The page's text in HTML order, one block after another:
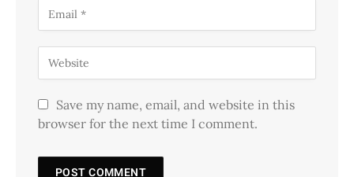
Save my name, email, and website in this
browser for the next time I comment.